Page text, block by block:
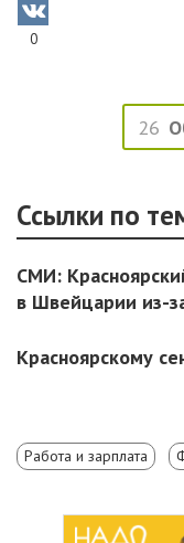
0
26
Ссылки по
СМИ:
в Швейцарии из-
Красноярскому
Работа и зарплата